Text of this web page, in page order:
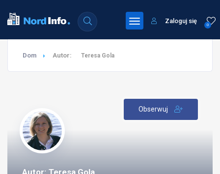
0
Zaloguj się
Dom Autor: Teresa Gola
Autor: Teresa Gola
Obserwuj